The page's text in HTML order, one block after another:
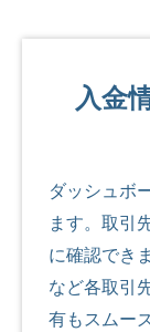
入金
ダッシュボ
ます。取引
に確認でき
など各取引
有もスムー